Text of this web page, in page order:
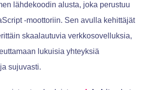
lähdekoodin alusta, joka perustuu
-moottoriin. Sen avulla kehittäjät
skaalautuvia verkkosovelluksia,
lukuisia yhteyksiä
sujuvasti.